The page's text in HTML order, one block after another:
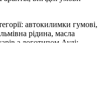
автокилимки гумові,
рідина, масла
з логотипом Ауді: